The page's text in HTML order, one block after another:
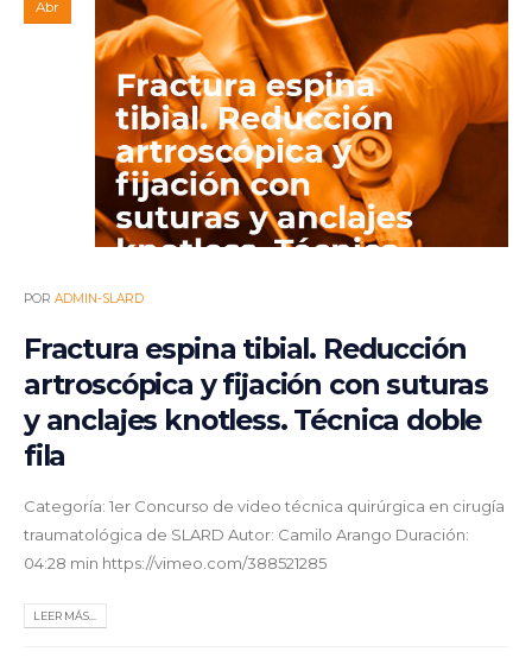
Abr
POR ADMIN-SLARD
Fractura espina tibial. Reducción
artroscópica y fijación con suturas
y anclajes knotless. Técnica doble
fila
Categoría: 1er Concurso de video técnica quirúrgica en cirugía
traumatológica de SLARD Autor: Camilo Arango Duración:
04:28 min https://vimeo.com/388521285
LEER MÁS...